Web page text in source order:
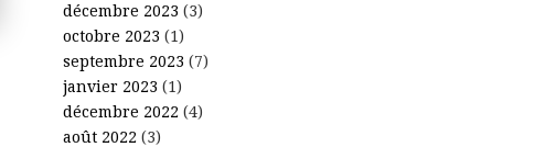
décembre 2023 (3)
octobre 2023 (1)
septembre 2023 (7)
janvier 2023 (1)
décembre 2022 (4)
août 2022 (3)